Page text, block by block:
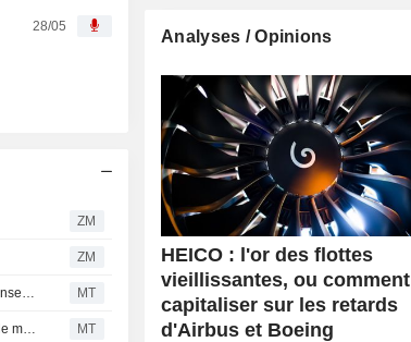
28/05
ZM
ZM
MT
MT
Analyses / Opinions
HEICO : l'or des flottes
vieillissantes, ou comment
capitaliser sur les retards
d'Airbus et Boeing